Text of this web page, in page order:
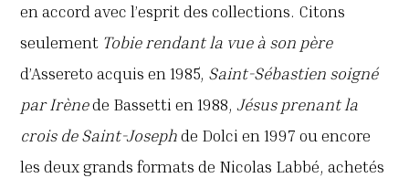
en accord avec l’esprit des collections. Citons
seulement Tobie rendant la vue à son père
d’Assereto acquis en 1985, Saint-Sébastien soigné
par Irènede Bassetti en 1988,Jésus prenant la
crois de Saint-Josephde Dolci en 1997 ou encore
les deux grands formats de Nicolas Labbé, achetés